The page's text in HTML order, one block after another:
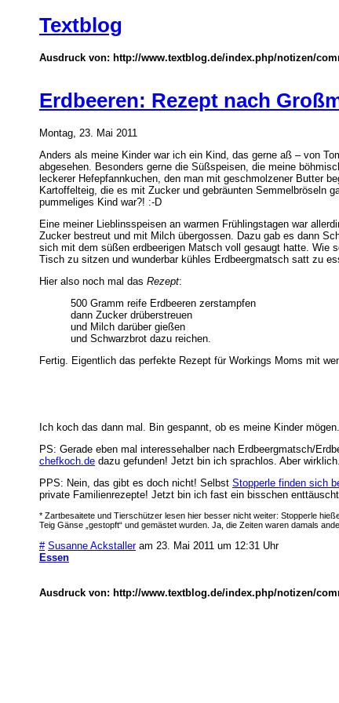
Textblog
Ausdruck von: http://www.textblog.de/index.php/notizen/
Erdbeeren: Rezept nach
Montag, 23. Mai 2011
Anders als meine Kinder war ich ein Kind, das gerne aß – von
abgesehen. Besonders gerne die Süßspeisen, die meine
leckerer Hefepfannkuchen, den man mit geschmolzener Butter
Kartoffelteig, die es mit Zucker und gebräunten Semmelbröseln
pummeliges Kind war?! :-D
Eine meiner Lieblinsspeisen an warmen Frühlingstagen war
Zucker bestreut und mit Milch übergossen. Dazu gab es dann
sich mit dem süßen erdbeerigen Matsch voll gesaugt hatte. Wie
Tisch zu sitzen und wunderbar kühles Erdbeergmatsch satt zu
Hier also noch mal das Rezept:
500 Gramm reife Erdbeeren zerstampfen
dann Zucker drüberstreuen
und Milch darüber gießen
und Schwarzbrot dazu reichen.
Fertig. Eigentlich das perfekte Rezept für Workings Moms mit
Ich koch das dann mal. Bin gespannt, ob es meine Kinder
PS: Gerade eben mal interessehalber nach Erdbeergmatsch/
chefkoch.de dazu gefunden! Jetzt bin ich sprachlos. Aber wirklich.
PPS: Nein, das gibt es doch nicht! Selbst Stopperle finden sich
private Familienrezepte! Jetzt bin ich fast ein bisschen enttäuscht
* Zartbesaitete und Tierschützer lesen hier besser nicht weiter: Stopperle
Teig Gänse „gestopft“ und gemästet wurden. Ja, die Zeiten waren damals
# Susanne Ackstalleram 23. Mai 2011 um 12:31 Uhr
Essen
Ausdruck von: http://www.textblog.de/index.php/notizen/